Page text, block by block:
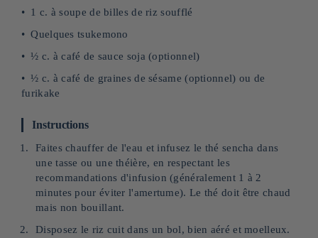
1 c. à soupe de billes de riz soufflé
Quelques tsukemono
½ c. à café de sauce soja (optionnel)
½ c. à café de graines de sésame (optionnel) ou de
furikake
Instructions
Faites chauffer de l'eau et infusez le thé sencha dans
une tasse ou une théière, en respectant les
recommandations d'infusion (généralement 1 à 2
minutes pour éviter l'amertume). Le thé doit être chaud
mais non bouillant.
Disposez le riz cuit dans un bol, bien aéré et moelleux.